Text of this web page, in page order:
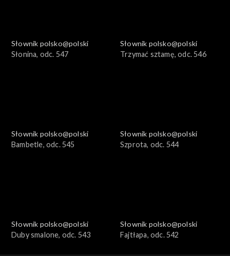
Słownik polsko@polski
Słonina, odc. 547
Słownik polsko@polski
Trzymać sztamę, odc. 546
Słownik polsko@polski
Bambetle, odc. 545
Słownik polsko@polski
Szprota, odc. 544
Słownik polsko@polski
Duby smalone, odc. 543
Słownik polsko@polski
Fajtłapa, odc. 542